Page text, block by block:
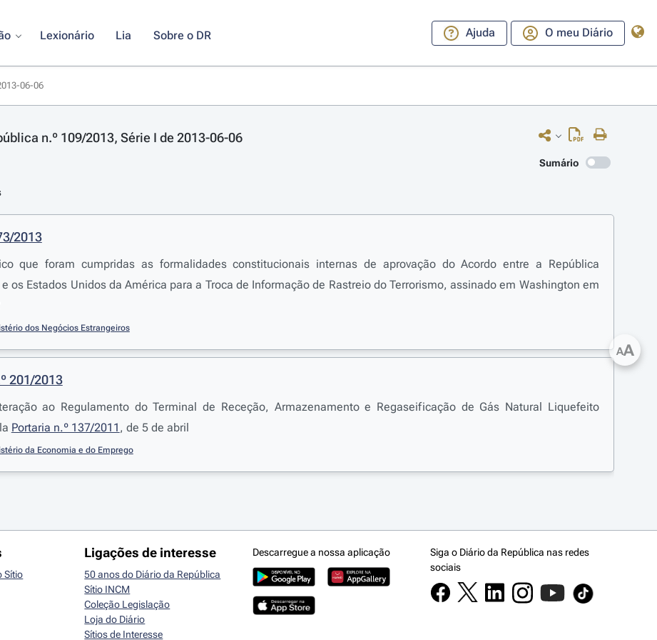
Lexionário Lia Sobre o DR Ajuda O meu Diário
06-06
n.º 109/2013, Série I de 2013-06-06
Sumário
2013
que foram cumpridas as formalidades constitucionais internas de aprovação do Acordo entre a República
os Estados Unidos da América para a Troca de Informação de Rastreio do Terrorismo, assinado em Washington em
dos Negócios Estrangeiros
201/2013
ao Regulamento do Terminal de Receção, Armazenamento e Regaseificação de Gás Natural Liquefeito
Portaria n.º 137/2011 , de 5 de abril
da Economia e do Emprego
AA
Sítio
Ligações de interesse
50 anos do Diário da República
Sítio INCM
Coleção Legislação
Loja do Diário
Sítios de Interesse
Descarregue a nossa aplicação
Siga o Diário da República nas redes
sociais